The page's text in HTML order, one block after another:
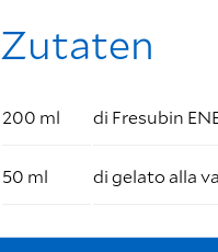
Zutaten
200 ml di Fresubin
50 ml di gelato alla